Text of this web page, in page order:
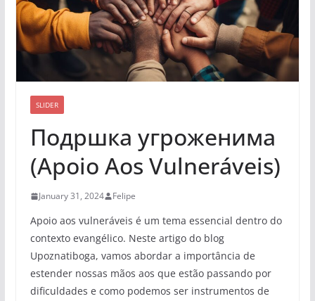
SLIDER
Подршка угроженима
(Apoio Aos Vulneráveis)
January 31, 2024 Felipe
Apoio aos vulneráveis é um tema essencial dentro do
contexto evangélico. Neste artigo do blog
Upoznatiboga, vamos abordar a importância de
estender nossas mãos aos que estão passando por
dificuldades e como podemos ser instrumentos de